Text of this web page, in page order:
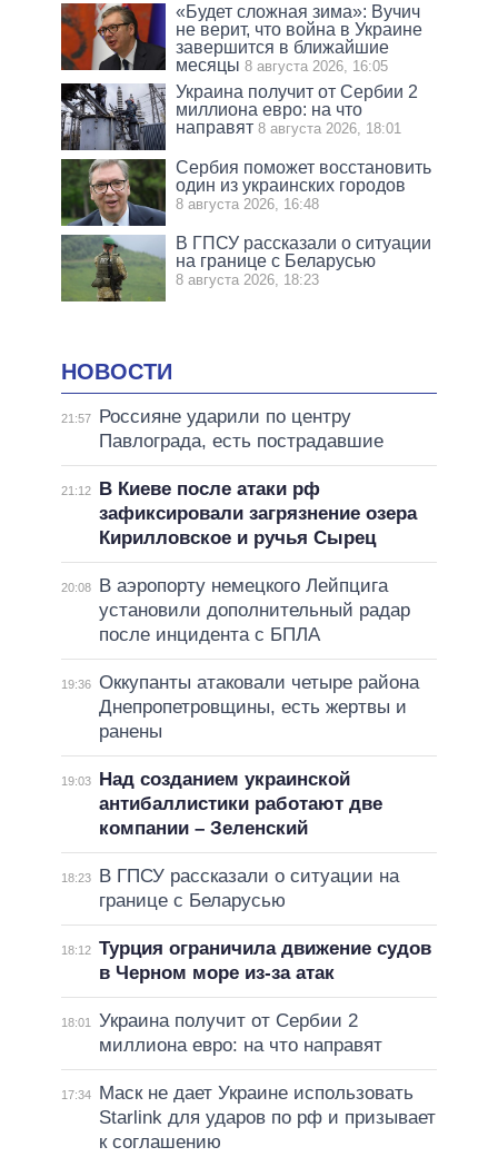
«Будет сложная зима»: Вучич
не верит, что война в Украине
завершится в ближайшие
месяцы 8 августа 2026, 16:05
Украина получит от Сербии 2
миллиона евро: на что
направят 8 августа 2026, 18:01
Сербия поможет восстановить
один из украинских городов
8 августа 2026, 16:48
В ГПСУ рассказали о ситуации
на границе с Беларусью
8 августа 2026, 18:23
НОВОСТИ
21:57
Россияне ударили по центру
Павлограда, есть пострадавшие
21:12
В Киеве после атаки рф
зафиксировали загрязнение озера
Кирилловское и ручья Сырец
20:08
В аэропорту немецкого Лейпцига
установили дополнительный радар
после инцидента с БПЛА
19:36 Оккупанты атаковали четыре района
Днепропетровщины, есть жертвы и
ранены
19:03
Над созданием украинской
антибаллистики работают две
компании – Зеленский
18:23
В ГПСУ рассказали о ситуации на
границе с Беларусью
18:12 Турция ограничила движение судов
в Черном море из-за атак
18:01
Украина получит от Сербии 2
миллиона евро: на что направят
17:34
Маск не дает Украине использовать
Starlink для ударов по рф и призывает
к соглашению